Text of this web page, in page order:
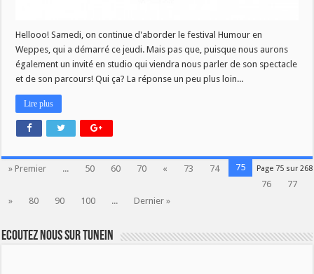
Hellooo! Samedi, on continue d'aborder le festival Humour en
Weppes, qui a démarré ce jeudi. Mais pas que, puisque nous aurons
également un invité en studio qui viendra nous parler de son spectacle
et de son parcours! Qui ça? La réponse un peu plus loin...
Lire plus
Page 75 sur 268
» Premier ... 50 60 70 « 73 74
75
76
77
»
80 90 100 ... Dernier »
Ecoutez nous sur TuneIn